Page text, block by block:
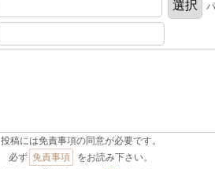
投稿には免責事項の同意が必要です。
必ず 免責事項
をお読み下さい。